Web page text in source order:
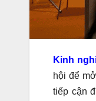
Kinh
hội để
tiếp cận